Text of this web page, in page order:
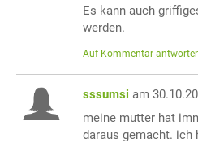
Es kann auch
werden.
Auf Kommentar
sssumsi am
meine mutter hat
daraus gemacht. ich